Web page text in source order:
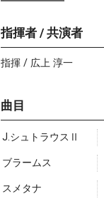
指揮者 / 共演者
指揮 / 広上 淳一
曲目
J.シュトラウスⅡ
ブラームス
スメタナ